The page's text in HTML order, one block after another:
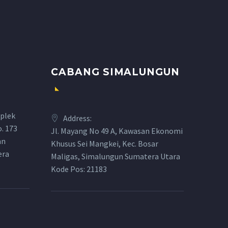
173
CABANG SIMALUNGUN
Address:
Jl. Mayang No 49 A, Kawasan Ekonomi
Khusus Sei Mangkei, Kec. Bosar
Maligas, Simalungun Sumatera Utara
Kode Pos: 21183